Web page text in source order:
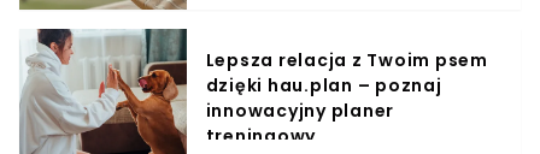
Lepsza relacja z Twoim psem
dzięki hau.plan – poznaj
innowacyjny planer
treningowy